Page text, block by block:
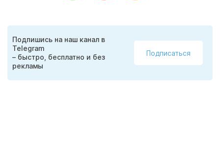
Подпишись на наш канал в
Telegram
– быстро, бесплатно и без
рекламы
Подписаться